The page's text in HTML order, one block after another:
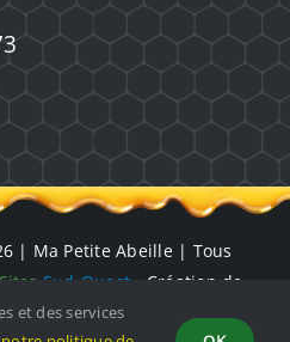
| Ma Petite Abeille | Tous
Sud-Ouest - Création de
à Bordeaux
et des services